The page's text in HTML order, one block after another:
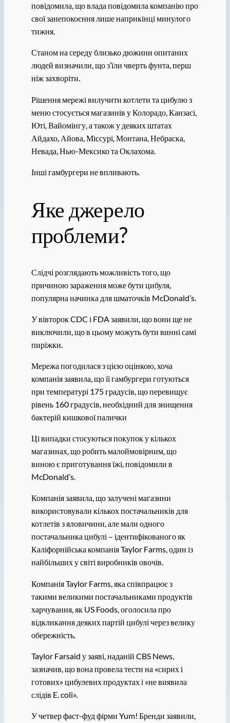
повідомила, що влада повідомила компанію про
свої занепокоєння лише наприкінці минулого
тижня.
Станом на середу близько дюжини опитаних
людей визначили, що з’їли чверть фунта, перш
ніж захворіти.
Рішення мережі вилучити котлети та цибулю з
меню стосується магазинів у Колорадо, Канзасі,
Юті, Вайомінгу, а також у деяких штатах
Айдахо, Айова, Міссурі, Монтана, Небраска,
Невада, Нью-Мексико та Оклахома.
Інші гамбургери не впливають.
Яке джерело
проблеми?
Слідчі розглядають можливість того, що
причиною зараження може бути цибуля,
популярна начинка для шматочків McDonald’s.
У вівторок CDC і FDA заявили, що вони ще не
виключили, що в цьому можуть бути винні самі
пиріжки.
Мережа погодилася з цією оцінкою, хоча
компанія заявила, що її гамбургери готуються
при температурі 175 градусів, що перевищує
рівень 160 градусів, необхідний для знищення
бактерій кишкової палички
Ці випадки стосуються покупок у кількох
магазинах, що робить малоймовірним, що
виною є приготування їжі, повідомили в
McDonald’s.
Компанія заявила, що залучені магазини
використовували кількох постачальників для
котлетів з яловичини, але мали одного
постачальника цибулі – ідентифікованого як
Каліфорнійська компанія Taylor Farms, один із
найбільших у світі виробників овочів.
Компанія Taylor Farms, яка співпрацює з
такими великими постачальниками продуктів
харчування, як US Foods, оголосила про
відкликання деяких партій цибулі через велику
обережність.
Taylor Farsaid у заяві, наданій CBS News,
зазначив, що вона провела тести на «сирих і
готових» цибулевих продуктах і «не виявила
слідів E. coli».
У четвер фаст-фуд фірми Yum! Бренди заявили,